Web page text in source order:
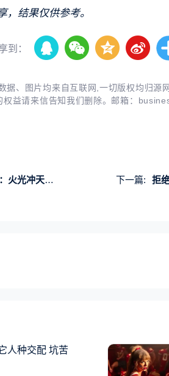
，结果仅供参考。
到：
据、图片均来自互联网,一切版权均归源
益请来信告知我们删除。邮箱：
、浓烟滚滚 下一篇: 拒绝
人种交配 坑苦